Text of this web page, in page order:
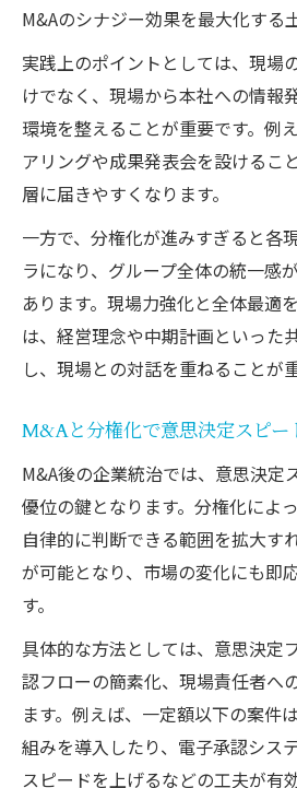
M&Aのシナジー効果を最大化する
実践上のポイントとしては、現場
けでなく、現場から本社への情報
環境を整えることが重要です。例
アリングや成果発表会を設けるこ
層に届きやすくなります。
一方で、分権化が進みすぎると各
ラになり、グループ全体の統一感
あります。現場力強化と全体最適
は、経営理念や中期計画といった
し、現場との対話を重ねることが
M&Aと分権化で意思決定スピー
M&A後の企業統治では、意思決定
優位の鍵となります。分権化によ
自律的に判断できる範囲を拡大す
が可能となり、市場の変化にも即
す。
具体的な方法としては、意思決定
認フローの簡素化、現場責任者へ
ます。例えば、一定額以下の案件
組みを導入したり、電子承認シス
スピードを上げるなどの工夫が有効